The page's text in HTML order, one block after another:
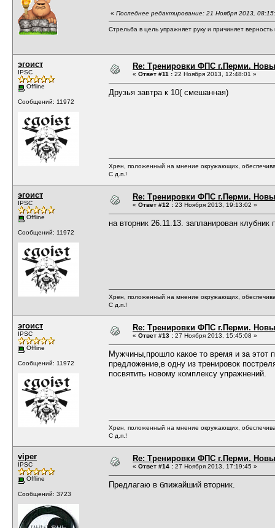
« Последнее редактирование: 21 Ноября 2013,
Стрельба в цель упражняет руку и причиняет верность
эгоист
IPSC
Offline
Сообщений: 11972
Re: Тренировки ФПС г.Перми.
« Ответ #11 : 22 Ноября 2013, 12:48:01 »
Друзья завтра к 10( смешанная)
Хрен, положенный на мнение окружающих,
С д.п.!
эгоист
IPSC
Offline
Сообщений: 11972
Re: Тренировки ФПС г.Перми.
« Ответ #12 : 23 Ноября 2013, 19:13:02 »
на вторник 26.11.13. запланирован
Хрен, положенный на мнение окружающих,
С д.п.!
эгоист
IPSC
Offline
Сообщений: 11972
Re: Тренировки ФПС г.Перми.
« Ответ #13 : 27 Ноября 2013, 15:45:08 »
Мужчины,прошло какое то время и за этот
предложение,в одну из тренировок
посвятить новому комплексу упражнений.
Хрен, положенный на мнение окружающих,
С д.п.!
viper
IPSC
Offline
Сообщений: 3723
Re: Тренировки ФПС г.Перми.
« Ответ #14 : 27 Ноября 2013, 17:19:45 »
Предлагаю в ближайший вторник.